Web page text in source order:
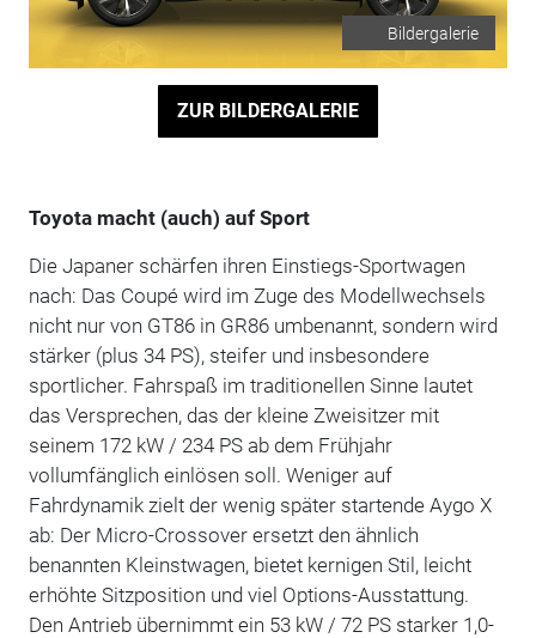
Bildergalerie
ZUR BILDERGALERIE
Toyota macht (auch) auf Sport
Die Japaner schärfen ihren Einstiegs-Sportwagen
nach: Das Coupé wird im Zuge des Modellwechsels
nicht nur von GT86 in GR86 umbenannt, sondern wird
stärker (plus 34 PS), steifer und insbesondere
sportlicher. Fahrspaß im traditionellen Sinne lautet
das Versprechen, das der kleine Zweisitzer mit
seinem 172 kW / 234 PS ab dem Frühjahr
vollumfänglich einlösen soll. Weniger auf
Fahrdynamik zielt der wenig später startende Aygo X
ab: Der Micro-Crossover ersetzt den ähnlich
benannten Kleinstwagen, bietet kernigen Stil, leicht
erhöhte Sitzposition und viel Options-Ausstattung.
Den Antrieb übernimmt ein 53 kW / 72 PS starker 1,0-